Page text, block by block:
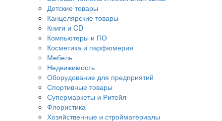
Детские товары
Канцелярские товары
Книги и CD
Компьютеры и ПО
Косметика и парфюмерия
Мебель
Недвижимость
Оборудование для предприятий
Спортивные товары
Супермаркеты и Ритейл
Флористика
Хозяйственные и стройматериалы